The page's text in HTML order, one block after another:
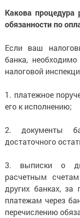
Какова процедура
обязанности по
Если ваш
банка,
налоговой
1. платежное
его к исполнению;
2. документы
достаточного
3. выписки о
расчетным
других банках, за
платежам через
перечислению